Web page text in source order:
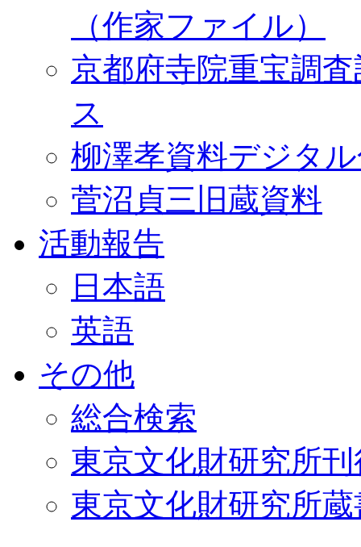
（作家ファイル）
京都府寺院重宝調
ス
柳澤孝資料デジタ
菅沼貞三旧蔵資料
活動報告
日本語
英語
その他
総合検索
東京文化財研究所
東京文化財研究所